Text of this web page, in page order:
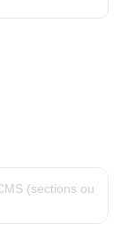
(sections ou